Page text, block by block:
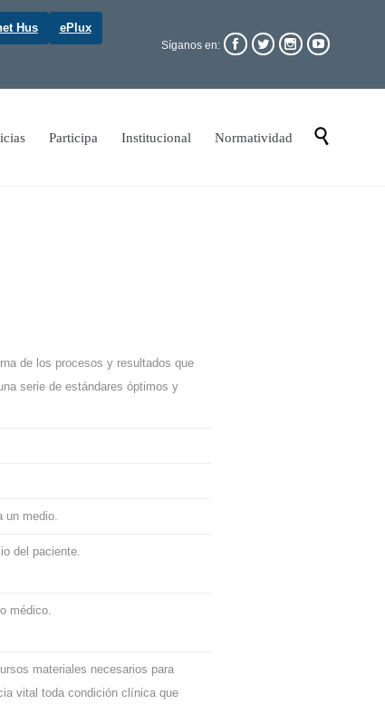
Hus ePlux
Síganos en:    
Skip
Participa Institucional Normatividad 
de los procesos y resultados que
serie de estándares óptimos y
medio.
del paciente.
médico.
materiales necesarios para
vital toda condición clínica que